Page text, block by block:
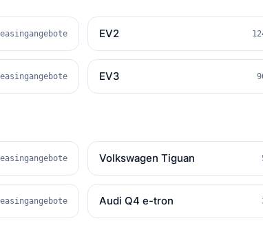
EV2
EV3
Volkswagen Tiguan
Audi Q4 e-tron